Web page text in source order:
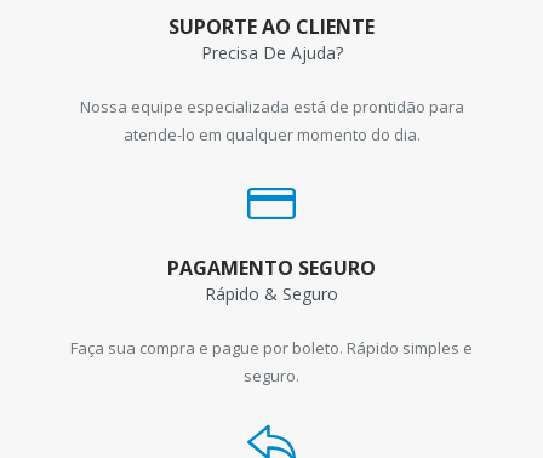
SUPORTE AO CLIENTE
Precisa De Ajuda?
Nossa equipe especializada está de prontidão para
atende-lo em qualquer momento do dia.
PAGAMENTO SEGURO
Rápido & Seguro
Faça sua compra e pague por boleto. Rápido simples e
seguro.